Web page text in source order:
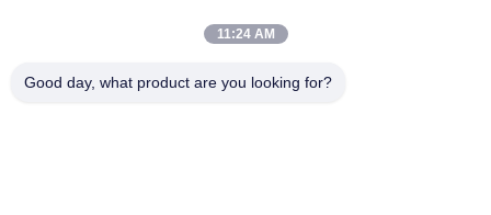
zone de Tianfu, province du Sichuan à Chengdu, 610213,
11:24 AM
Good day, what product are you looking for?